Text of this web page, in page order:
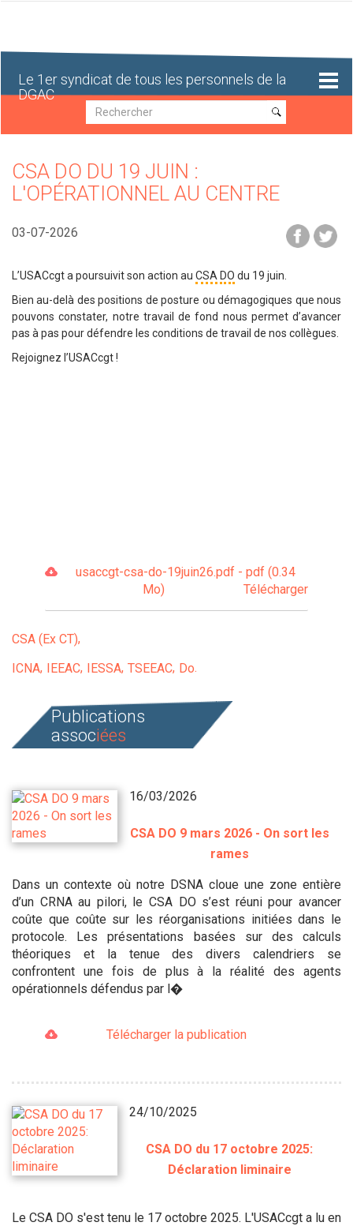
Le 1er syndicat de tous les personnels de la
DGAC
Recherche
Recherche
CSA DO DU 19 JUIN :
L'OPÉRATIONNEL AU CENTRE
03-07-2026
L’USACcgt a poursuivit son action au CSA DO du 19 juin.
Bien au-delà des positions de posture ou démagogiques que nous
pouvons constater, notre travail de fond nous permet d’avancer
pas à pas pour défendre les conditions de travail de nos collègues.
Rejoignez l’USACcgt !
usaccgt-csa-do-19juin26.pdf - pdf (0.34
Mo)
Télécharger
CSA (Ex CT)
ICNA IEEAC IESSA TSEEAC Do
Publications
associées
16/03/2026
CSA DO 9 mars 2026 - On sort les
rames
Dans un contexte où notre DSNA cloue une zone entière
d’un CRNA au pilori, le CSA DO s’est réuni pour avancer
coûte que coûte sur les réorganisations initiées dans le
protocole. Les présentations basées sur des calculs
théoriques et la tenue des divers calendriers se
confrontent une fois de plus à la réalité des agents
opérationnels défendus par l�
Télécharger la publication
24/10/2025
CSA DO du 17 octobre 2025:
Déclaration liminaire
Le CSA DO s'est tenu le 17 octobre 2025. L'USACcgt a lu en